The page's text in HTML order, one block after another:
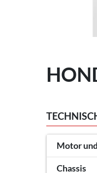
Motor
Chassis